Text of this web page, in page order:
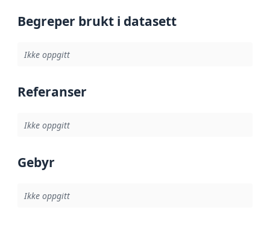
Begreper brukt i datasett
Ikke oppgitt
Referanser
Ikke oppgitt
Gebyr
Ikke oppgitt